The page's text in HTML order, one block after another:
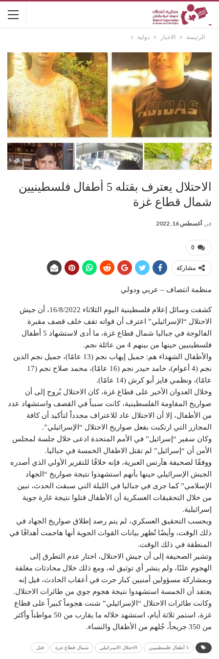
الرئيسة الاخبار دولية
الاحتلال يعترف بقتله 5 أطفال فلسطينيين
شمال قطاع غزة
في أغسطس 16, 2022
0
مشاركة
منظمة انتصاف – عربي ودولي
كشفت وسائل إعلام فلسطينية اليوم الثلاثاء 16/8/2022، أن جيش
الاحتلال “الإسرائيلي” اعترف أن قواته تقف خلف قصف مقبرة
الفالوجة في جباليا شمال قطاع غزة، ما أدى لاستشهاد 5 أطفال
فلسطينيين حينها من بينهم 4 من عائلة نجم.
والأطفال الشهداء هم: جميل إيهاب نجم (13 عامًا)، جميل نجم الدين
نجم (4 أعوام)، حامد حيدر نجم (16 عامًا)، محمد صلاح نجم (17
عامًا)، ونظمي فايز أبو كرش (14 عامًا).
وخلال العدوان الأخير على قطاع غزة، كان الاحتلال يُروج إلى أن
صواريخ المقاومة الفلسطينية، كانت سبباً في القصف واستشهاد عدد
من الأطفال، إلا أن الاحتلال عاد للاعتراف مجدداً لتأكيد أن كافة
المجازر التي ارتكبت بفعل صواريخ الاحتلال “الإسرائيلي”.
وكان سفير “إسرائيل” في الأمم المتحدة ادعى خلال جلسة لمجلس
الأمن أن “إسرائيل” لم تقتل الاطفال الخمسة في جباليا.
ووفقًا لصحيفة هآرتس العبرية، فإنه خلافًا للتقرير الأولي الذي أصدره
الجيش الإسرائيلي حينها بأنهم استشهدوا نتيجة صواريخ “الجهاد
الإسلامي” كما جرى في جباليا في الليلة التي سبقت الحدث، تبين
من خلال التحقيقات العسكرية أن الأطفال قتلوا نتيجة غارة جوية
إسرائيلية.
وبحسب التحقيق العسكري، لم يتم رصد إطلاق صواريخ الجهاد في
ذلك الوقت، وأيضًا تُظهر بيانات القوات الجوية أنها هاجمت أهدافًا في
المنطقة في ذلك الوقت.
وتشير الصحيفة إلى أن جيش الاحتلال، اختار عدم التطرق إلى
الهجوم علنًا، ولم ينشر أي توثيق له، ومع ذلك خلال محادثات مغلقة
وبمشاركة مسؤولين أمنيين كبار جرت في أعقاب الحادث، قيل إنه
يعتقد أن الخمسة استشهدوا نتيجة هجوم جوي من طائرات الاحتلال.
وكانت طائرات الاحتلال “الإسرائيلي” شنت هجوماً كبيراً على قطاع
غزة، استمر ثلاثة أيام، استشهد خلاله ما يقارب من 50 مواطناً وأكثر
من 350 جريحاً، جُلهم من الأطفال والنساء.
5 أطفال فلسطينيين الاحتلال الاسرائيلي شمال قطاع غزة قتل